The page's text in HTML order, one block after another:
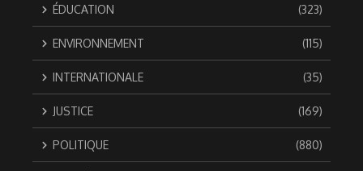
ÉDUCATION (323)
ENVIRONNEMENT (115)
INTERNATIONALE (35)
JUSTICE (169)
POLITIQUE (880)